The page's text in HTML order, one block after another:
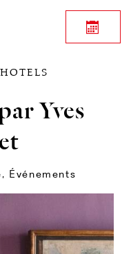
ROCCO FORTE HOTELS
Yves
, Événements